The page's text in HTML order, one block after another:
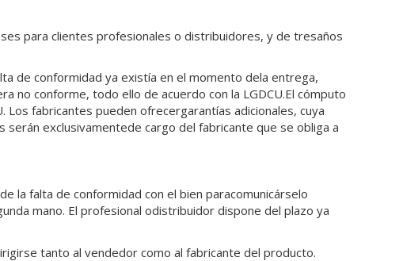
para clientes profesionales o distribuidores, y de tresaños
de conformidad ya existía en el momento dela entrega,
no conforme, todo ello de acuerdo con la LGDCU.El cómputo
fabricantes pueden ofrecergarantías adicionales, cuya
exclusivamentede cargo del fabricante que se obliga a
la falta de conformidad con el bien paracomunicárselo
mano. El profesional odistribuidor dispone del plazo ya
tanto al vendedor como al fabricante del producto.